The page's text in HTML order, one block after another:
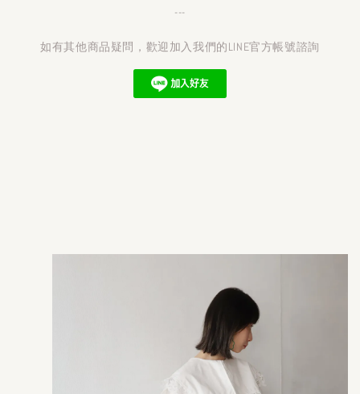
---
如有其他商品疑問，歡迎加入我們的LINE官方帳號諮詢